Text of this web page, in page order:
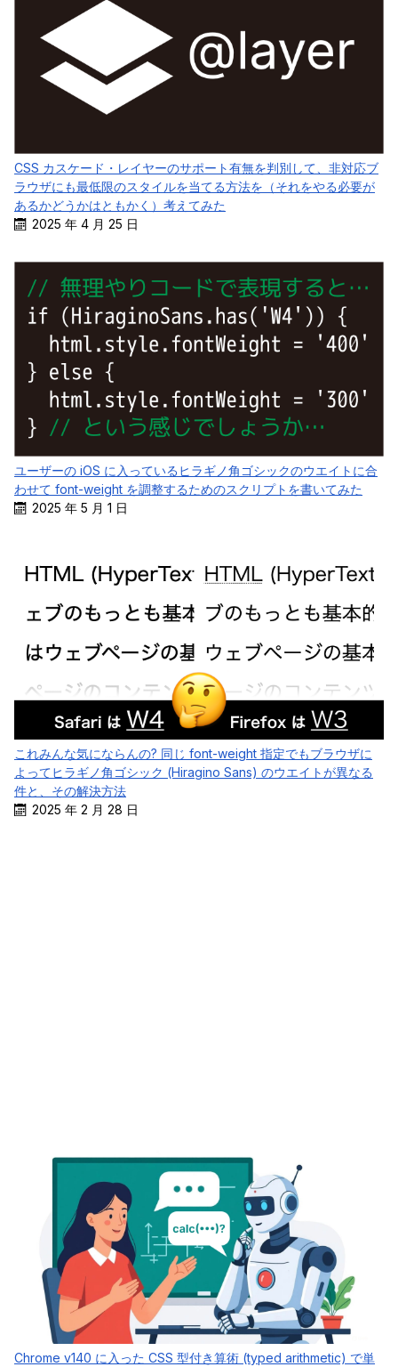
CSS カスケード・レイヤーのサポート有無を判別して、非対応ブ
ラウザにも最低限のスタイルを当てる方法を（それをやる必要が
あるかどうかはともかく）考えてみた
2025 年 4 月 25 日
ユーザーの iOS に入っているヒラギノ角ゴシックのウエイトに合
わせて font-weight を調整するためのスクリプトを書いてみた
2025 年 5 月 1 日
これみんな気にならんの? 同じ font-weight 指定でもブラウザに
よってヒラギノ角ゴシック (Hiragino Sans) のウエイトが異なる
件と、その解決方法
2025 年 2 月 28 日
Chrome v140 に入った CSS 型付き算術 (typed arithmetic) で単